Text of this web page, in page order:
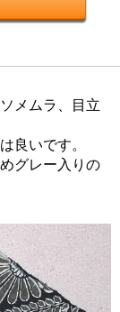
メムラ、目立
良いです。
グレー入りの